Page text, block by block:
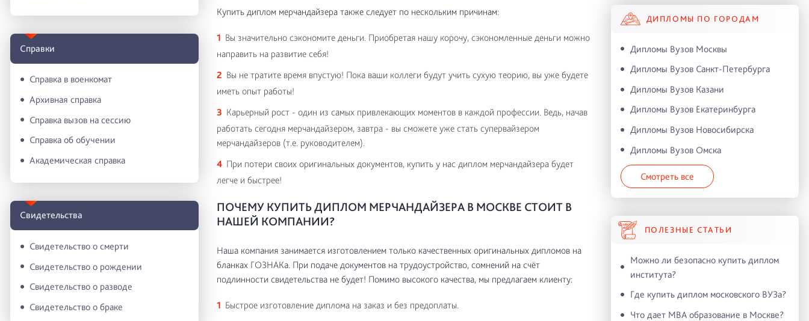
Справки
Справка в военкомат
Архивная справка
Справка вызов на сессию
Справка об обучении
Академическая справка
Свидетельства
Свидетельство о смерти
Свидетельство о рождении
Свидетельство о разводе
Свидетельство о браке
Купить диплом мерчандайзера также следует по нескольким причинам:
Вы значительно сэкономите деньги. Приобретая нашу корочу, сэкономленные деньги можно
направить на развитие себя!
Вы не тратите время впустую! Пока ваши коллеги будут учить сухую теорию, вы уже будете
иметь опыт работы!
Карьерный рост - один из самых привлекающих моментов в каждой профессии. Ведь, начав
работать сегодня мерчандайзером, завтра - вы сможете уже стать супервайзером
мерчандайзеров (т.е. руководителем).
При потери своих оригинальных документов, купить у нас диплом мерчандайзера будет
легче и быстрее!
ПОЧЕМУ КУПИТЬ ДИПЛОМ МЕРЧАНДАЙЗЕРА В МОСКВЕ СТОИТ В
НАШЕЙ КОМПАНИИ?
Наша компания занимается изготовлением только качественных оригинальных дипломов на
бланках ГОЗНАКа. При подаче документов на трудоустройство, сомнений на счёт
подлинности свидетельства не будет! Помимо высокого качества, мы предлагаем клиенту:
Быстрое изготовление диплома на заказ и без предоплаты.
ДИПЛОМЫ ПО ГОРОДАМ
Дипломы Вузов Москвы
Дипломы Вузов Санкт-Петербурга
Дипломы Вузов Казани
Дипломы Вузов Екатеринбурга
Дипломы Вузов Новосибирска
Дипломы Вузов Омска
Смотреть все
ПОЛЕЗНЫЕ СТАТЬИ
Можно ли безопасно купить диплом
института?
Где купить диплом московского ВУЗа?
Что дает MBA образование в Москве?